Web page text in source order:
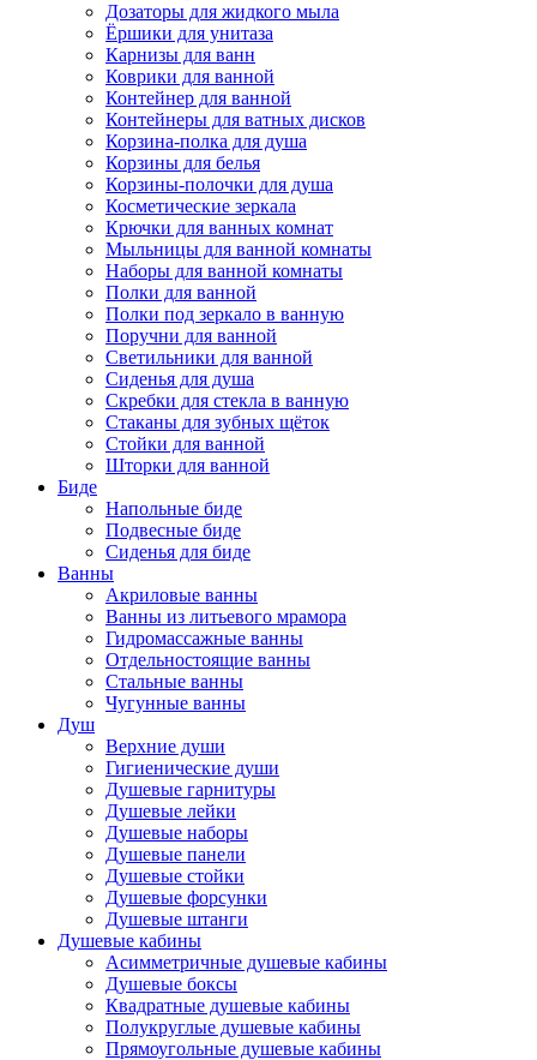
Дозаторы для жидкого мыла
Ёршики для унитаза
Карнизы для ванн
Коврики для ванной
Контейнер для ванной
Контейнеры для ватных дисков
Корзина-полка для душа
Корзины для белья
Корзины-полочки для душа
Косметические зеркала
Крючки для ванных комнат
Мыльницы для ванной комнаты
Наборы для ванной комнаты
Полки для ванной
Полки под зеркало в ванную
Поручни для ванной
Светильники для ванной
Сиденья для душа
Скребки для стекла в ванную
Стаканы для зубных щёток
Стойки для ванной
Шторки для ванной
Биде
Напольные биде
Подвесные биде
Сиденья для биде
Ванны
Акриловые ванны
Ванны из литьевого мрамора
Гидромассажные ванны
Отдельностоящие ванны
Стальные ванны
Чугунные ванны
Душ
Верхние души
Гигиенические души
Душевые гарнитуры
Душевые лейки
Душевые наборы
Душевые панели
Душевые стойки
Душевые форсунки
Душевые штанги
Душевые кабины
Асимметричные душевые кабины
Душевые боксы
Квадратные душевые кабины
Полукруглые душевые кабины
Прямоугольные душевые кабины